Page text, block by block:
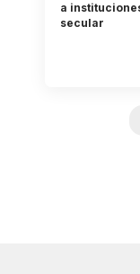
a
secular